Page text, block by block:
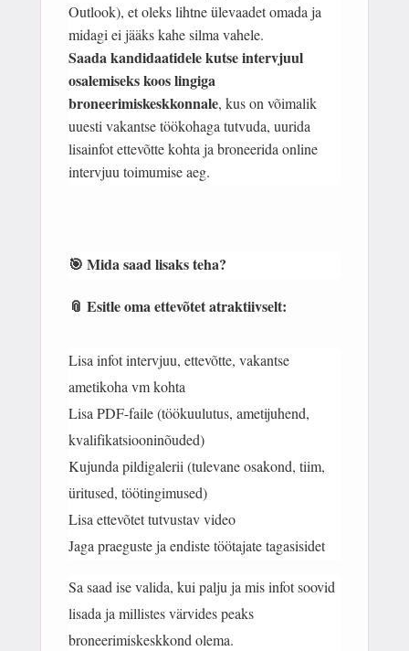
Outlook), et oleks lihtne ülevaadet omada ja
midagi ei jääks kahe silma vahele.
Saada kandidaatidele kutse intervjuul
osalemiseks koos lingiga
broneerimiskeskkonnale, kus on võimalik
uuesti vakantse töökohaga tutvuda, uurida
lisainfot ettevõtte kohta ja broneerida online
intervjuu toimumise aeg.
🎯 Mida saad lisaks teha?
📎 Esitle oma ettevõtet atraktiivselt:
Lisa infot intervjuu, ettevõtte, vakantse
ametikoha vm kohta
Lisa PDF-faile (töökuulutus, ametijuhend,
kvalifikatsiooninõuded)
Kujunda pildigalerii (tulevane osakond, tiim,
üritused, töötingimused)
Lisa ettevõtet tutvustav video
Jaga praeguste ja endiste töötajate tagasisidet
Sa saad ise valida, kui palju ja mis infot soovid
lisada ja millistes värvides peaks
broneerimiskeskkond olema.